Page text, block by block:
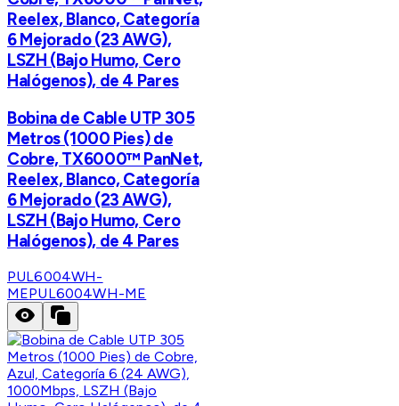
Reelex, Blanco, Categoría
6 Mejorado (23 AWG),
LSZH (Bajo Humo, Cero
Halógenos), de 4 Pares
Bobina de Cable UTP 305
Metros (1000 Pies) de
Cobre, TX6000™ PanNet,
Reelex, Blanco, Categoría
6 Mejorado (23 AWG),
LSZH (Bajo Humo, Cero
Halógenos), de 4 Pares
PUL6004WH-
MEPUL6004WH-ME